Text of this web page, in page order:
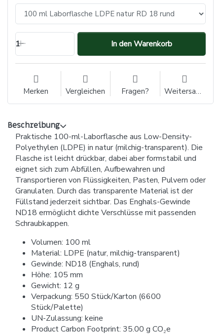
1 In den Warenkorb
Merken Vergleichen Fragen? Weitersagen
Beschreibung
Praktische 100-ml-Laborflasche aus Low-Density-
Polyethylen (LDPE) in natur (milchig-transparent). Die
Flasche ist leicht drückbar, dabei aber formstabil und
eignet sich zum Abfüllen, Aufbewahren und
Transportieren von Flüssigkeiten, Pasten, Pulvern oder
Granulaten. Durch das transparente Material ist der
Füllstand jederzeit sichtbar. Das Enghals-Gewinde
ND18 ermöglicht dichte Verschlüsse mit passenden
Schraubkappen.
Volumen: 100 ml
Material: LDPE (natur, milchig-transparent)
Gewinde: ND18 (Enghals, rund)
Höhe: 105 mm
Gewicht: 12 g
Verpackung: 550 Stück/Karton (6600
Stück/Palette)
UN-Zulassung: keine
Product Carbon Footprint: 35.00 g CO₂e